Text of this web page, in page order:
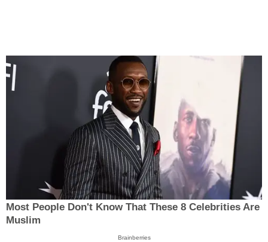
Most People Don't Know That These 8 Celebrities Are
Muslim
Brainberries